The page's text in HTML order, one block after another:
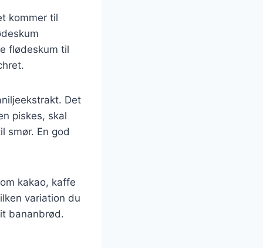
kommer til
flødeskum til
Det
piskes, skal
smør. En god
kakao, kaffe
variation du
bananbrød.